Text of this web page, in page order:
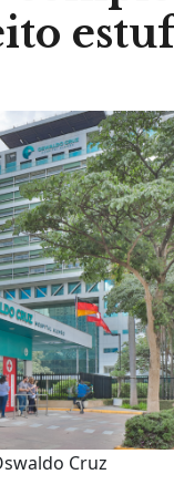
Cruz